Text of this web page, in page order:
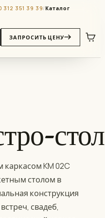
312 351 39 39/Каталог
ЗАПРОСИТЬ ЦЕНУ
стол
KM 02C
столом в
конструкция
свадеб,